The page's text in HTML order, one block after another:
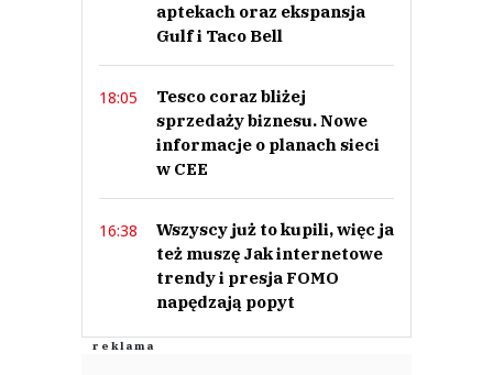
Anuluj
aptekach oraz ekspansja
Gulf i Taco Bell
18:05
Tesco coraz bliżej
sprzedaży biznesu. Nowe
informacje o planach sieci
w CEE
16:38
Wszyscy już to kupili, więc ja
też muszę Jak internetowe
trendy i presja FOMO
napędzają popyt